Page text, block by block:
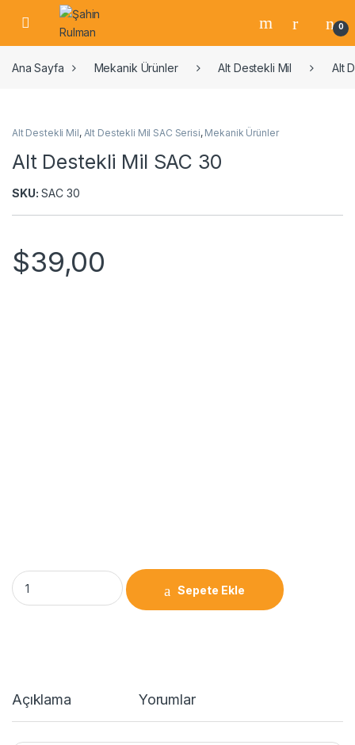
0
Ana Sayfa Mekanik Ürünler Alt Destekli Mil Alt
Alt Destekli Mil, Alt Destekli Mil SAC Serisi, Mekanik Ürünler
Alt Destekli Mil SAC 30
SKU: SAC 30
$39,00
Sepete Ekle
Açıklama Yorumlar